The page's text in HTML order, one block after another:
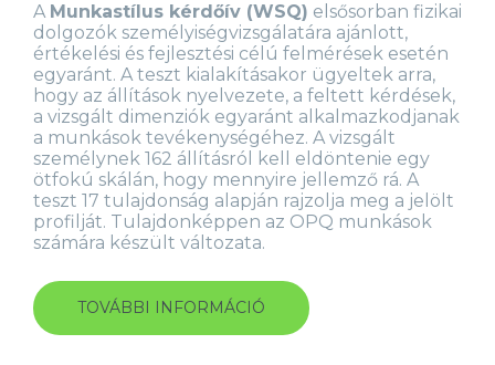
A Munkastílus kérdőív (WSQ) elsősorban fizikai
dolgozók személyiségvizsgálatára ajánlott,
értékelési és fejlesztési célú felmérések esetén
egyaránt. A teszt kialakításakor ügyeltek arra,
hogy az állítások nyelvezete, a feltett kérdések,
a vizsgált dimenziók egyaránt alkalmazkodjanak
a munkások tevékenységéhez. A vizsgált
személynek 162 állításról kell eldöntenie egy
ötfokú skálán, hogy mennyire jellemző rá. A
teszt 17 tulajdonság alapján rajzolja meg a jelölt
profilját. Tulajdonképpen az OPQ munkások
számára készült változata.
TOVÁBBI INFORMÁCIÓ MUNKASTÍLUS
KÉRDŐÍV